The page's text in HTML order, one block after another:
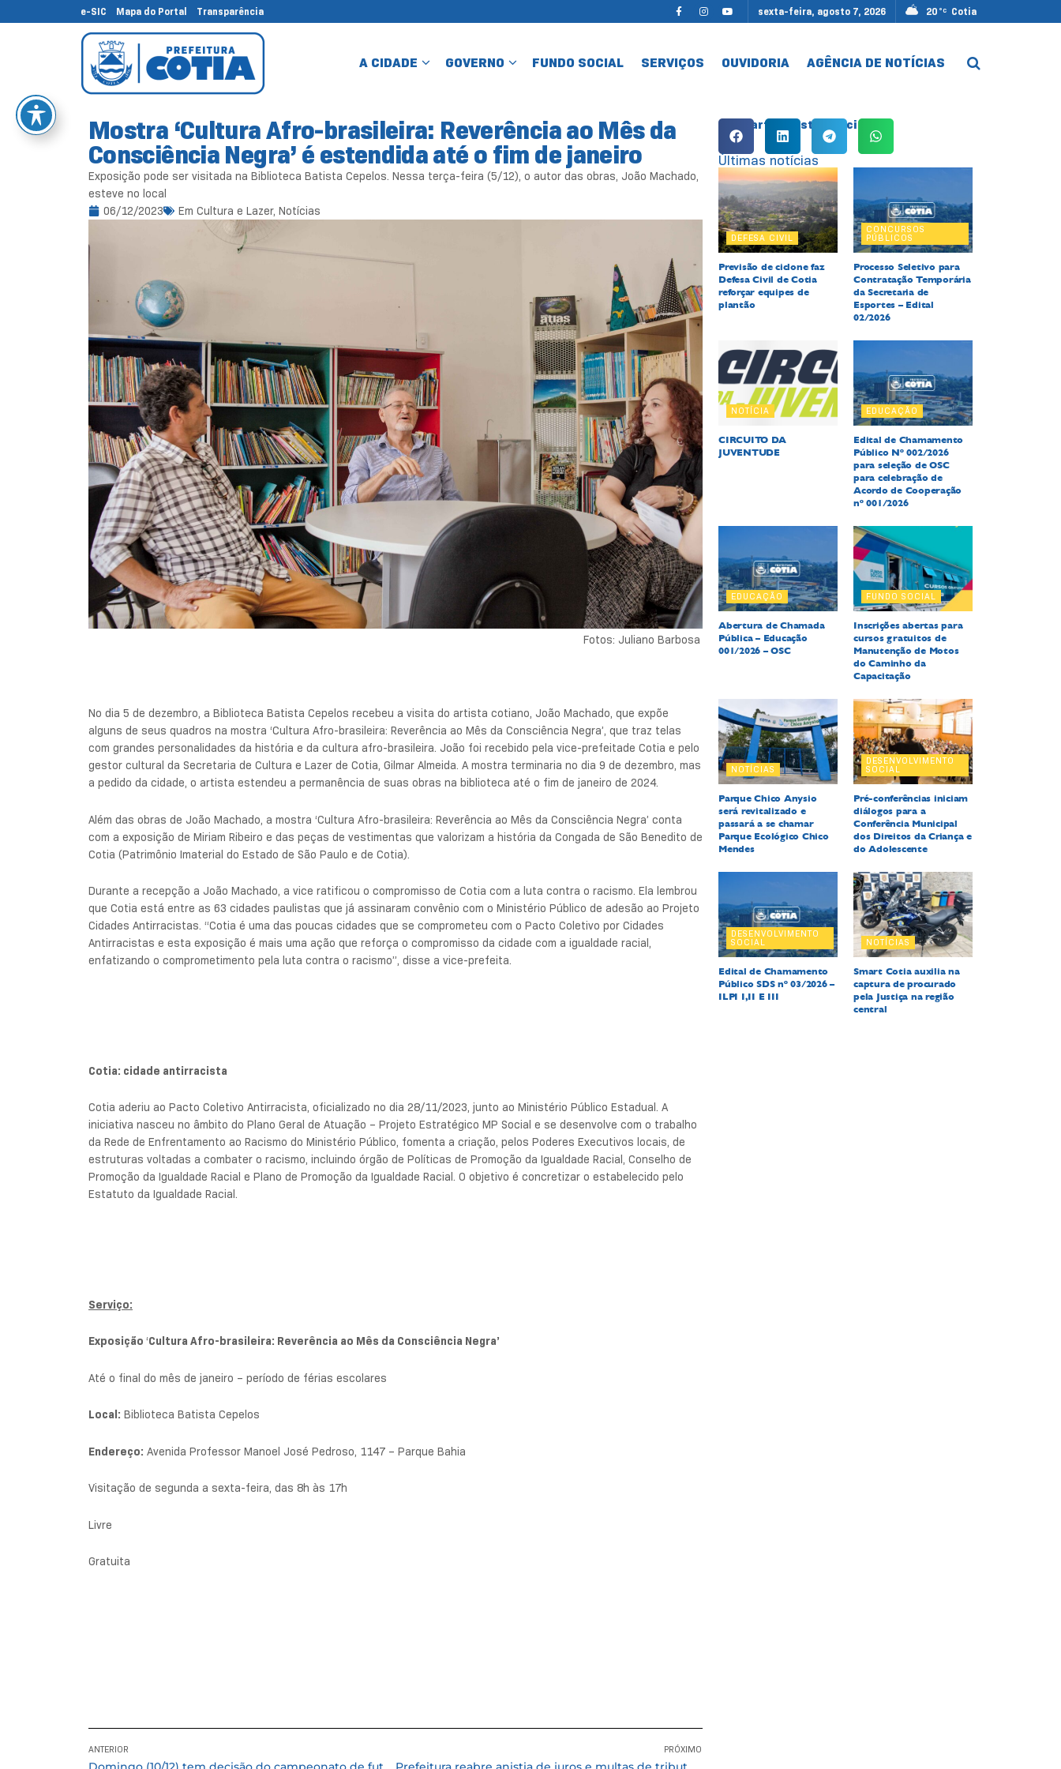
e-SIC Mapa do Portal Transparência sexta-feira, agosto 7, 2026 20 °C Cotia
A CIDADE GOVERNO FUNDO SOCIAL SERVIÇOS OUVIDORIA AGÊNCIA DE NOTÍCIAS
Mostra ‘Cultura Afro-brasileira: Reverência ao Mês da
Consciência Negra’ é estendida até o fim de janeiro
Exposição pode ser visitada na Biblioteca Batista Cepelos. Nessa terça-feira (5/12), o autor das obras, João Machado,
esteve no local
06/12/2023
Em Cultura e Lazer, Notícias
Fotos: Juliano Barbosa
No dia 5 de dezembro, a Biblioteca Batista Cepelos recebeu a visita do artista cotiano, João Machado, que expõe
alguns de seus quadros na mostra ‘Cultura Afro-brasileira: Reverência ao Mês da Consciência Negra’, que traz telas
com grandes personalidades da história e da cultura afro-brasileira. João foi recebido pela vice-prefeitade Cotia e pelo
gestor cultural da Secretaria de Cultura e Lazer de Cotia, Gilmar Almeida. A mostra terminaria no dia 9 de dezembro, mas
a pedido da cidade, o artista estendeu a permanência de suas obras na biblioteca até o fim de janeiro de 2024.
Além das obras de João Machado, a mostra ‘Cultura Afro-brasileira: Reverência ao Mês da Consciência Negra’ conta
com a exposição de Miriam Ribeiro e das peças de vestimentas que valorizam a história da Congada de São Benedito de
Cotia (Patrimônio Imaterial do Estado de São Paulo e de Cotia).
Durante a recepção a João Machado, a vice ratificou o compromisso de Cotia com a luta contra o racismo. Ela lembrou
que Cotia está entre as 63 cidades paulistas que já assinaram convênio com o Ministério Público de adesão ao Projeto
Cidades Antirracistas. “Cotia é uma das poucas cidades que se comprometeu com o Pacto Coletivo por Cidades
Antirracistas e esta exposição é mais uma ação que reforça o compromisso da cidade com a igualdade racial,
enfatizando o comprometimento pela luta contra o racismo”, disse a vice-prefeita.
Cotia: cidade antirracista
Cotia aderiu ao Pacto Coletivo Antirracista, oficializado no dia 28/11/2023, junto ao Ministério Público Estadual. A
iniciativa nasceu no âmbito do Plano Geral de Atuação – Projeto Estratégico MP Social e se desenvolve com o trabalho
da Rede de Enfrentamento ao Racismo do Ministério Público, fomenta a criação, pelos Poderes Executivos locais, de
estruturas voltadas a combater o racismo, incluindo órgão de Políticas de Promoção da Igualdade Racial, Conselho de
Promoção da Igualdade Racial e Plano de Promoção da Igualdade Racial. O objetivo é concretizar o estabelecido pelo
Estatuto da Igualdade Racial.
Serviço:
Exposição ‘Cultura Afro-brasileira: Reverência ao Mês da Consciência Negra’
Até o final do mês de janeiro – período de férias escolares
Local: Biblioteca Batista Cepelos
Endereço: Avenida Professor Manoel José Pedroso, 1147 – Parque Bahia
Visitação de segunda a sexta-feira, das 8h às 17h
Livre
Gratuita
ANTERIOR PRÓXIMO
Compartilhe esta notícia:
Últimas notícias
DEFESA CIVIL
Previsão de ciclone faz
Defesa Civil de Cotia
reforçar equipes de
plantão
CONCURSOS
PÚBLICOS
Processo Seletivo para
Contratação Temporária
da Secretaria de
Esportes – Edital
02/2026
NOTÍCIA
CIRCUITO DA
JUVENTUDE
EDUCAÇÃO
Edital de Chamamento
Público Nº 002/2026
para seleção de OSC
para celebração de
Acordo de Cooperação
nº 001/2026
EDUCAÇÃO
Abertura de Chamada
Pública – Educação
001/2026 – OSC
FUNDO SOCIAL
Inscrições abertas para
cursos gratuitos de
Manutenção de Motos
do Caminho da
Capacitação
NOTÍCIAS
Parque Chico Anysio
será revitalizado e
passará a se chamar
Parque Ecológico Chico
Mendes
DESENVOLVIMENTO
SOCIAL
Pré-conferências iniciam
diálogos para a
Conferência Municipal
dos Direitos da Criança e
do Adolescente
DESENVOLVIMENTO
SOCIAL
Edital de Chamamento
Público SDS nº 03/2026 –
ILPI I,II E III
NOTÍCIAS
Smart Cotia auxilia na
captura de procurado
pela Justiça na região
central